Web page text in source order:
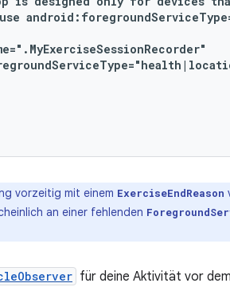
use
vorzeitig mit einem ExerciseEndReason
an einer fehlenden
für deine Aktivität vor